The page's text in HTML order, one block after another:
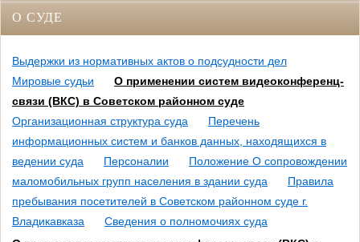
О СУДЕ
Выдержки из нормативных актов о подсудности дел
Мировые судьи
О применении систем видеоконференц-
связи (ВКС) в Советском районном суде
Организационная структура суда
Перечень
информационных систем и банков данных, находящихся в
ведении суда
Персоналии
Положение О сопровождении
маломобильных групп населения в здании суда
Правила
пребывания посетителей в Советском районном суде г.
Владикавказа
Сведения о полномочиях суда